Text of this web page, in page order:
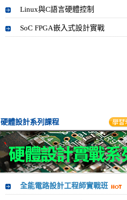
Linux與C語言硬體控制
SoC FPGA嵌入式設計實戰
硬體設計系列課程
全能電路設計工程師實戰班